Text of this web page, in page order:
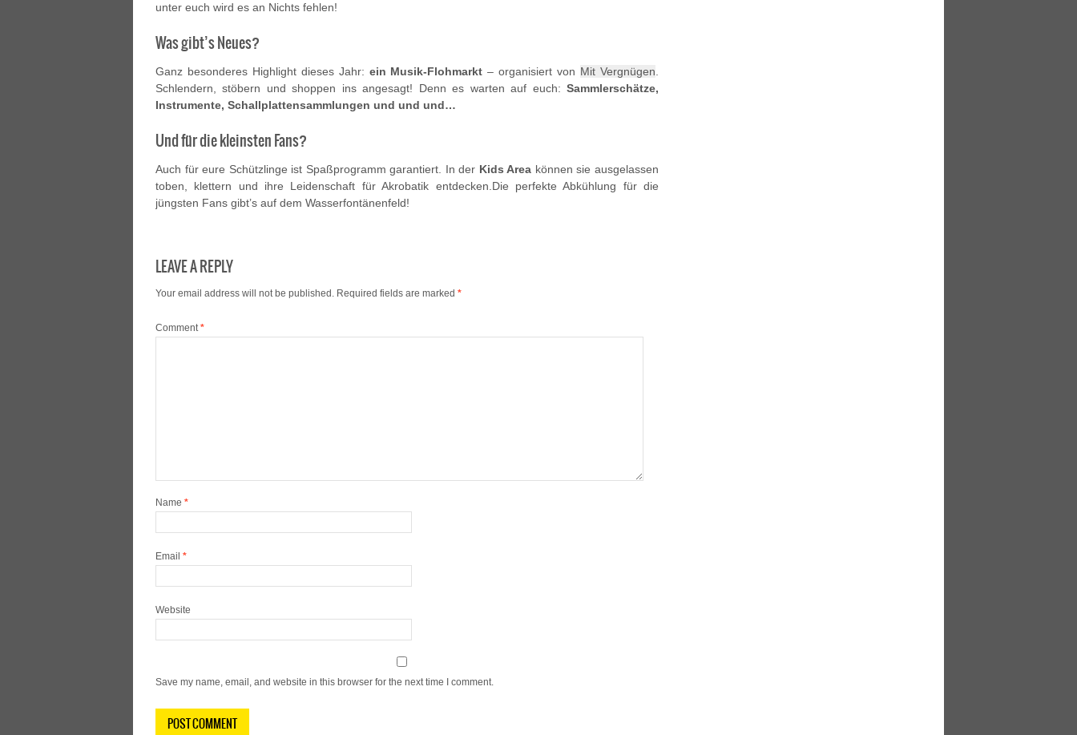
unter euch wird es an Nichts fehlen!
Was gibt’s Neues?
Ganz besonderes Highlight dieses Jahr: ein Musik-Flohmarkt – organisiert von Mit Vergnügen
Schlendern, stöbern und shoppen ins angesagt! Denn es warten auf euch: Sammlerschätze,
Instrumente, Schallplattensammlungen und und und…
Und für die kleinsten Fans?
Auch für eure Schützlinge ist Spaßprogramm garantiert. In der Kids Area können sie ausgelassen
toben, klettern und ihre Leidenschaft für Akrobatik entdecken.Die perfekte Abkühlung für die
jüngsten Fans gibt’s auf dem Wasserfontänenfeld!
LEAVE A REPLY
Your email address will not be published. Required fields are marked *
Comment*
Name *
Email *
Website
Save my name, email, and website in this browser for the next time I comment.